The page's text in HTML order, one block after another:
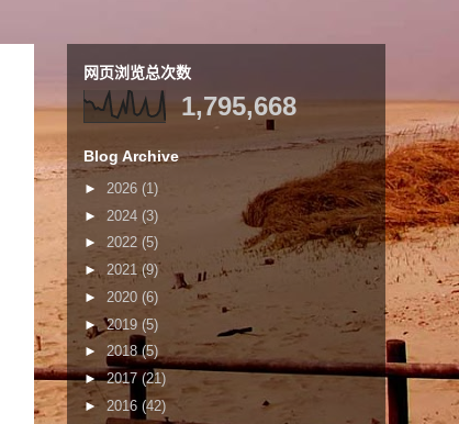
网页浏览总次数
1,795,668
Blog Archive
► 2026 (1)
► 2024 (3)
► 2022 (5)
► 2021 (9)
► 2020 (6)
►2019 (5)
► 2018(5)
►2017(21)
►2016 (42)